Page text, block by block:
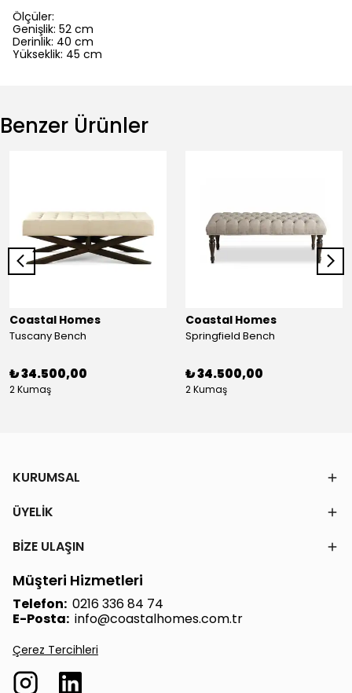
Ölçüler:
Genişlik: 52 cm
Derinlik: 40 cm
Yükseklik: 45 cm
Benzer Ürünler
Coastal Homes
Tuscany Bench
₺ 34.500,00
2 Kumaş
Coastal Homes
Springfield Bench
₺ 34.500,00
2 Kumaş
KURUMSAL
ÜYELİK
BİZE ULAŞIN
Müşteri Hizmetleri
Telefon: 0216 336 84 74
E-Posta: info@coastalhomes.com.tr
Çerez Tercihleri